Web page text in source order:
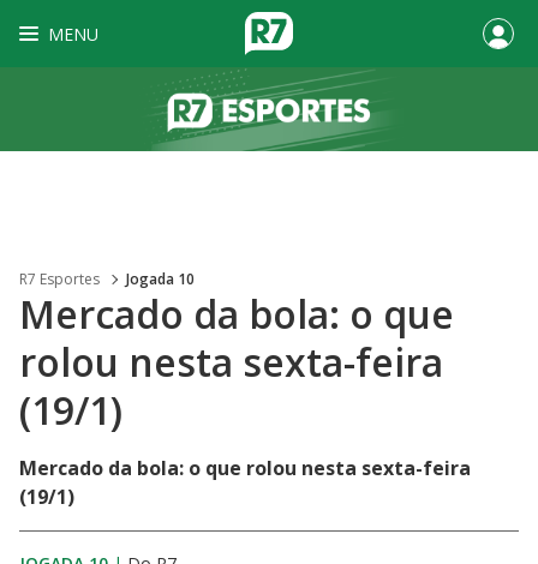
MENU
R7 Esportes Jogada 10
Mercado da bola: o que
rolou nesta sexta-feira
(19/1)
Mercado da bola: o que rolou nesta sexta-feira
(19/1)